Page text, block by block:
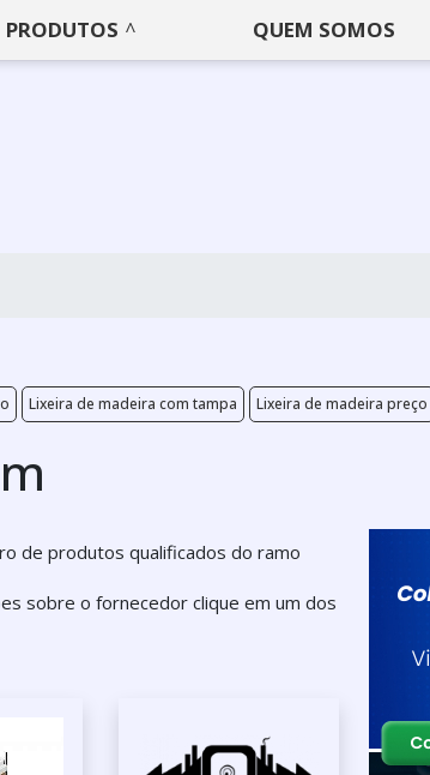
PRODUTOS QUEM SOMOS
Lixeira de madeira com tampa Lixeira de madeira preço
de produtos qualificados do ramo
sobre o fornecedor clique em um dos